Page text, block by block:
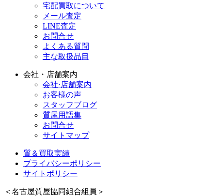
宅配買取について
メール査定
LINE査定
お問合せ
よくある質問
主な取扱品目
会社・店舗案内
会社·店舗案内
お客様の声
スタッフブログ
質屋用語集
お問合せ
サイトマップ
質＆買取実績
プライバシーポリシー
サイトポリシー
＜名古屋質屋協同組合組員＞